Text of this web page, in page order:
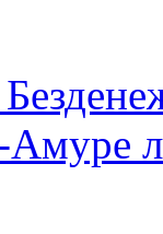
Амуре